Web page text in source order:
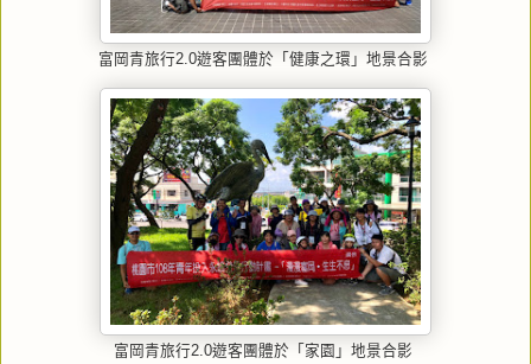
富岡青旅行2.0遊客團體於「健康之環」地景合影
富岡青旅行2.0遊客團體於「家園」地景合影